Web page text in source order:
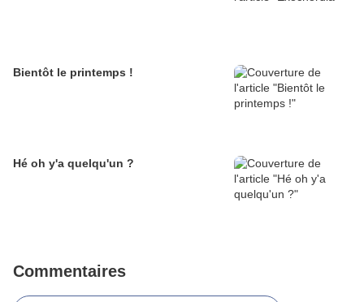
Bientôt le printemps !
Hé oh y'a quelqu'un ?
Commentaires